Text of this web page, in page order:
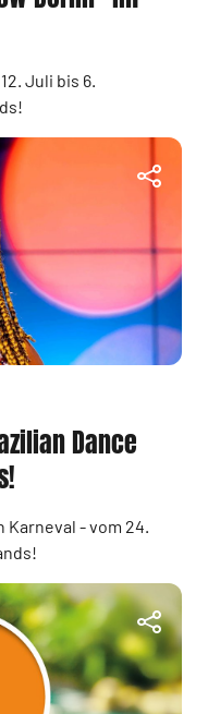
Juli bis 6.
Dance
Karneval - vom 24.